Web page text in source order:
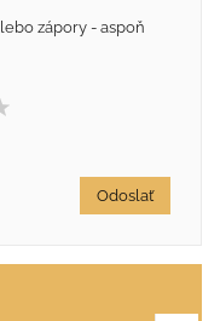
zápory - aspoň
Odoslať